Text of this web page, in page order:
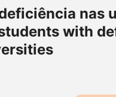
nas
with